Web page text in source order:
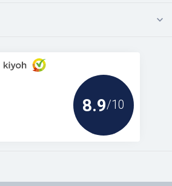
8.9/10